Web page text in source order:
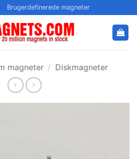
Brugerdefinerede magneter
magneter / Diskmagneter